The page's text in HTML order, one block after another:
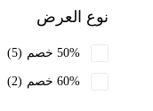
Bioderma
Biotherm
Black up
نوع العرض
50% خصم 5
60% خصم 2